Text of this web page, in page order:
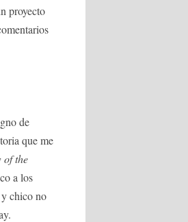
proyecto
de
que me
of the
a los
chico no